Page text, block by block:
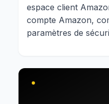
espace client
compte Amazon,
paramètres de